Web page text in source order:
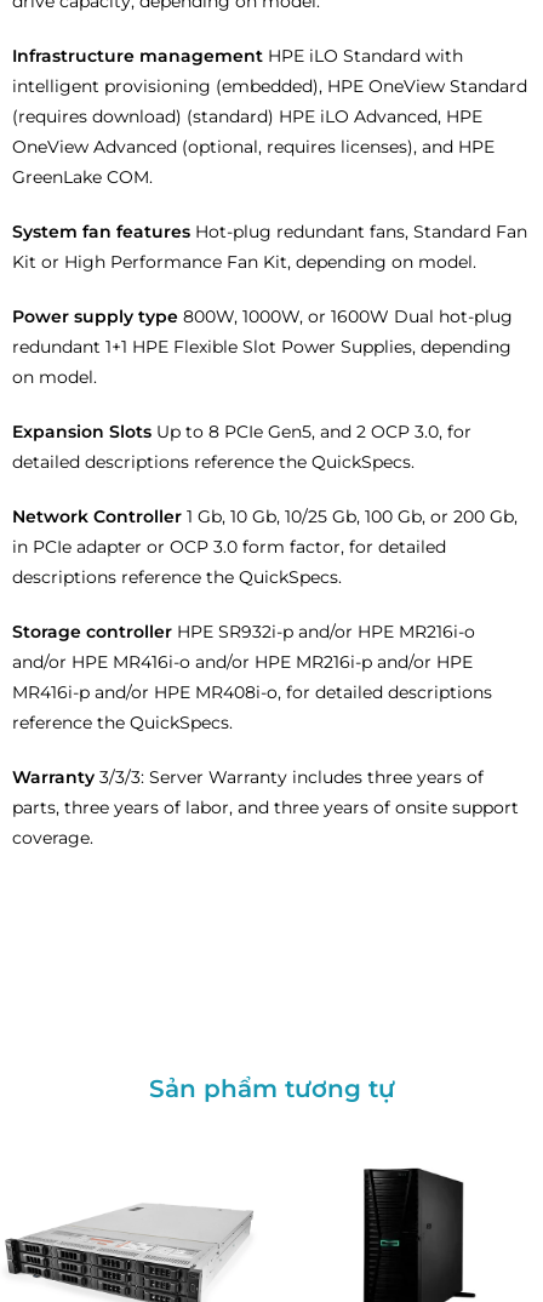
Infrastructure management HPE iLO Standard with
intelligent provisioning (embedded), HPE OneView Standard
(requires download) (standard) HPE iLO Advanced, HPE
OneView Advanced (optional, requires licenses), and HPE
GreenLake COM.
System fan features Hot-plug redundant fans, Standard Fan
Kit or High Performance Fan Kit, depending on model.
Power supply type 800W, 1000W, or 1600W Dual hot-plug
redundant 1+1 HPE Flexible Slot Power Supplies, depending
on model.
Expansion Slots Up to 8 PCIe Gen5, and 2 OCP 3.0, for
detailed descriptions reference the QuickSpecs.
Network Controller 1 Gb, 10 Gb, 10/25 Gb, 100 Gb, or 200 Gb,
in PCIe adapter or OCP 3.0 form factor, for detailed
descriptions reference the QuickSpecs.
Storage controller HPE SR932i-p and/or HPE MR216i-o
and/or HPE MR416i-o and/or HPE MR216i-p and/or HPE
MR416i-p and/or HPE MR408i-o, for detailed descriptions
reference the QuickSpecs.
Warranty 3/3/3: Server Warranty includes three years of
parts, three years of labor, and three years of onsite support
coverage.
Sản phẩm tương tự